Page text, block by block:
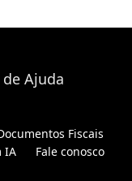
Fiscais
IA
Fale conosco